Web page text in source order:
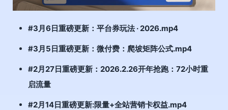
#3月6日重磅更新：平台券玩法 · 2026.mp4
#3月5日重磅更新：微付费：爬坡矩阵公式.mp4
#2月27日重磅更新：2026.2.26开年抢跑：72小时重
启流量
#2月14日重磅更新:限量+全站营销卡权益.mp4